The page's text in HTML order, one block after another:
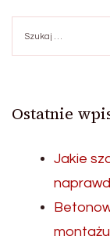
Ostatnie
Jakie